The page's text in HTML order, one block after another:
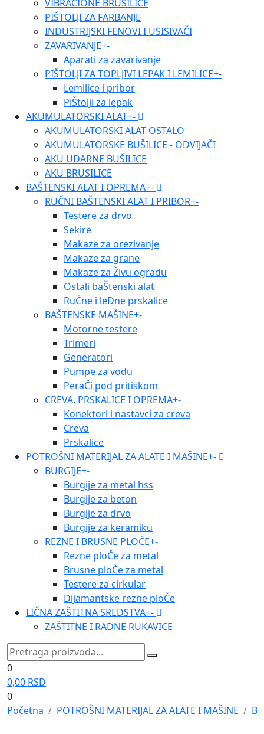
VIBRACIONE BRUSILICE
PIŠTOLJI ZA FARBANJE
INDUSTRIJSKI FENOVI I USISIVAČI
ZAVARIVANJE+-
Aparati za zavarivanje
PIŠTOLJI ZA TOPLJIVI LEPAK I LEMILICE+-
Lemilice i pribor
PiŠtolji za lepak
AKUMULATORSKI ALAT+-
AKUMULATORSKI ALAT OSTALO
AKUMULATORSKE BUŠILICE - ODVIJAČI
AKU UDARNE BUŠILICE
AKU BRUSILICE
BAŠTENSKI ALAT I OPREMA+-
RUČNI BAŠTENSKI ALAT I PRIBOR+-
Testere za drvo
Sekire
Makaze za orezivanje
Makaze za grane
Makaze za Živu ogradu
Ostali baŠtenski alat
RuČne i leĐne prskalice
BAŠTENSKE MAŠINE+-
Motorne testere
Trimeri
Generatori
Pumpe za vodu
PeraČi pod pritiskom
CREVA, PRSKALICE I OPREMA+-
Konektori i nastavci za creva
Creva
Prskalice
POTROŠNI MATERIJAL ZA ALATE I MAŠINE+-
BURGIJE+-
Burgije za metal hss
Burgije za beton
Burgije za drvo
Burgije za keramiku
REZNE I BRUSNE PLOČE+-
Rezne ploČe za metal
Brusne ploČe za metal
Testere za cirkular
Dijamantske rezne ploČe
LIČNA ZAŠTITNA SREDSTVA+-
ZAŠTITNE I RADNE RUKAVICE
0
0,00 RSD
0
Početna
POTROŠNI MATERIJAL ZA ALATE I MAŠINE